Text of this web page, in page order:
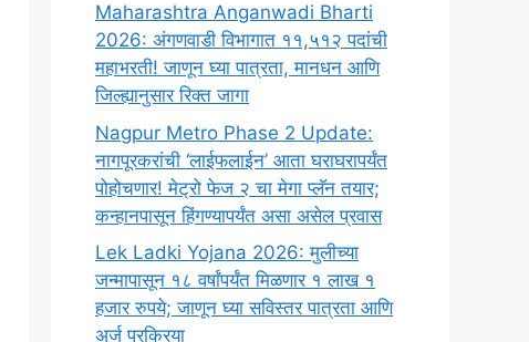
Maharashtra Anganwadi Bharti
2026: अंगणवाडी विभागात ११,५१२ पदांची
महाभरती! जाणून घ्या पात्रता, मानधन आणि
जिल्ह्यानुसार रिक्त जागा
Nagpur Metro Phase 2 Update:
नागपूरकरांची ‘लाईफलाईन’ आता घराघरापर्यंत
पोहोचणार! मेट्रो फेज २ चा मेगा प्लॅन तयार;
कन्हानपासून हिंगण्यापर्यंत असा असेल प्रवास
Lek Ladki Yojana 2026: मुलीच्या
जन्मापासून १८ वर्षांपर्यंत मिळणार १ लाख १
हजार रुपये; जाणून घ्या सविस्तर पात्रता आणि
अर्ज प्रक्रिया